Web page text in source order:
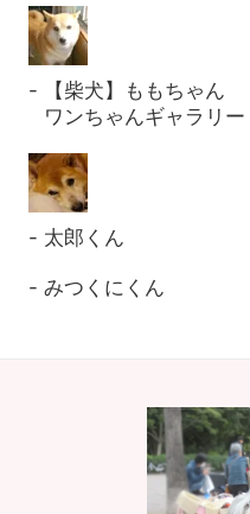
【柴犬】ももちゃん
ワンちゃんギャラリー
太郎くん
みつくにくん